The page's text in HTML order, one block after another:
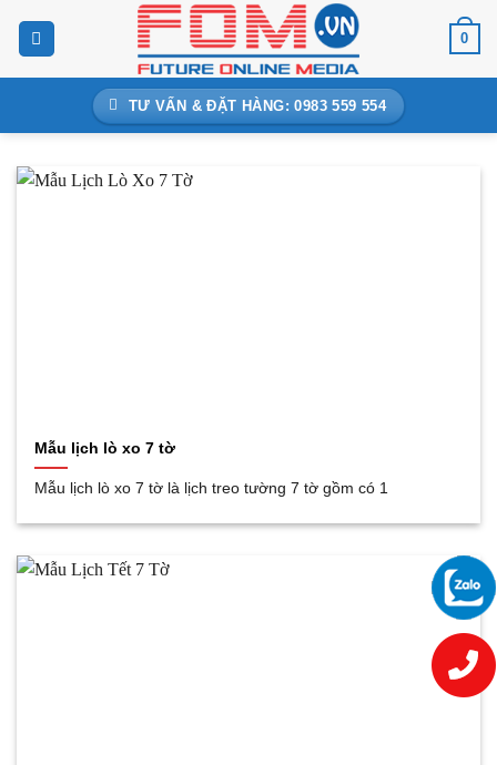
0
TƯ VẤN & ĐẶT HÀNG: 0983 559 554
Mẫu lịch lò xo 7 tờ
Mẫu lịch lò xo 7 tờ là lịch treo tường 7 tờ gồm có 1